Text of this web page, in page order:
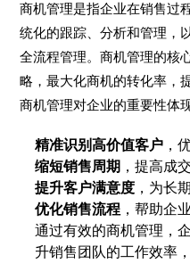
商机管理是指企业在销售过
统化的跟踪、分析和管理，
全流程管理。商机管理的核
略，最大化商机的转化率，
商机管理对企业的重要性体
精准识别高价值客户 ，
缩短销售周期 ，提高成
提升客户满意度 ，为长
优化销售流程 ，帮助企
通过有效的商机管理，
升销售团队的工作效率